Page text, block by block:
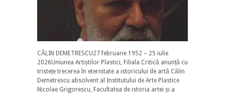
CĂLIN DEMETRESCU27 februarie 1952 – 25 iulie
2026Uniunea Artiștilor Plastici, Filiala Critică anunță cu
tristețe trecerea în eternitate a istoricului de artă Călin
Demetrescu absolvent al Institutului de Arte Plastice
Nicolae Grigorescu, Facultatea de istoria artei și a